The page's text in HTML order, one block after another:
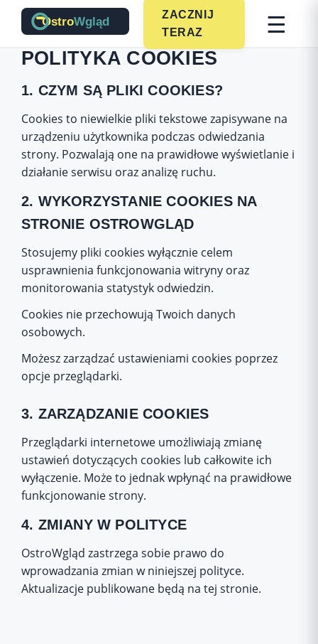
ZACZNIJ
TERAZ
☰
POLITYKA COOKIES
1. CZYM SĄ PLIKI COOKIES?
Cookies to niewielkie pliki tekstowe zapisywane na
urządzeniu użytkownika podczas odwiedzania
strony. Pozwalają one na prawidłowe wyświetlanie i
działanie serwisu oraz analizę ruchu.
2. WYKORZYSTANIE COOKIES NA
STRONIE OSTROWGLĄD
Stosujemy pliki cookies wyłącznie celem
usprawnienia funkcjonowania witryny oraz
monitorowania statystyk odwiedzin.
Cookies nie przechowują Twoich danych
osobowych.
Możesz zarządzać ustawieniami cookies poprzez
opcje przeglądarki.
3. ZARZĄDZANIE COOKIES
Przeglądarki internetowe umożliwiają zmianę
ustawień dotyczących cookies lub całkowite ich
wyłączenie. Może to jednak wpłynąć na prawidłowe
funkcjonowanie strony.
4. ZMIANY W POLITYCE
OstroWgląd zastrzega sobie prawo do
wprowadzania zmian w niniejszej polityce.
Aktualizacje publikowane będą na tej stronie.